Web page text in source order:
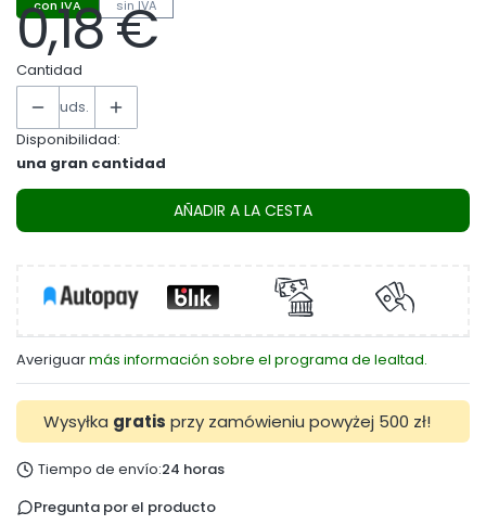
con IVA sin IVA
Precio
0,18 €
Cantidad
uds.
Disponibilidad:
una gran cantidad
AÑADIR A LA CESTA
Averiguarmás información sobre el programa de lealtad.
Wysyłka gratis przy zamówieniu powyżej 500 zł!
Tiempo de envío:24 horas
Pregunta por el producto